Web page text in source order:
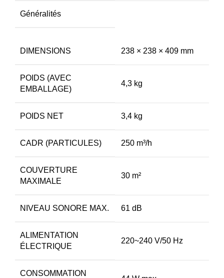
Généralités
DIMENSIONS 238 × 238 × 409 mm
POIDS (AVEC
EMBALLAGE)
4,3 kg
POIDS NET 3,4 kg
CADR (PARTICULES) 250 m³/h
COUVERTURE
MAXIMALE
30 m²
NIVEAU SONORE MAX. 61 dB
ALIMENTATION
ÉLECTRIQUE
220~240 V/50 Hz
CONSOMMATION